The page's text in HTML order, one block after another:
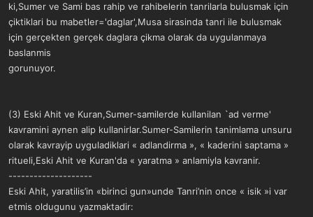
ki,Sumer ve Sami bas rahip ve rahibelerin tanrilarla bulusmak için
çiktiklari bu mabetler='daglar',Musa sirasinda tanri ile bulusmak
için gerçekten gerçek daglara çikma olarak da uygulanmaya
baslanmis
gorunuyor.
(3) Eski Ahit ve Kuran,Sumer-samilerde kullanilan `ad verme'
kavramini aynen alip kullanirlar.Sumer-Samilerin tanimlama unsuru
olarak kavrayip uyguladiklari « adlandirma », « kaderini saptama »
ritueli,Eski Ahit ve Kuran'da « yaratma » anlamiyla kavranir.
--------------------
Eski Ahit, yaratilis’in «birinci gun»unde Tanri’nin once « isik »i var
etmis oldugunu yazmaktadir: